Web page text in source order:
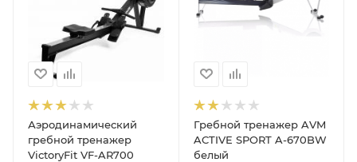
Аэродинамический
гребной тренажер
VictoryFit VF-AR700
Гребной тренажер AVM
ACTIVE SPORT A-670BW
белый